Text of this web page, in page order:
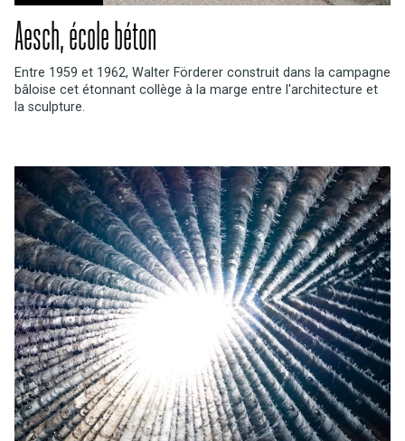
Aesch, école béton
Entre 1959 et 1962, Walter Förderer construit dans la campagne
bâloise cet étonnant collège à la marge entre l'architecture et
la sculpture.